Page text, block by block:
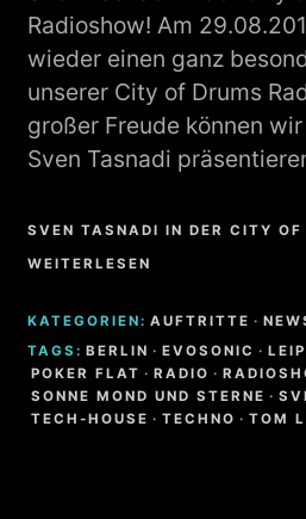
Radioshow! Am
wieder einen ganz
unserer City of Drums
großer Freude können
Sven Tasnadi
SVEN TASNADI IN DER CITY
WEITERLESEN
KATEGORIEN: AUFTRITTE ·
TAGS: BERLIN · EVOSONIC ·
POKER FLAT · RADIO ·
SONNE MOND UND STERNE ·
TECH-HOUSE · TECHNO · TOM